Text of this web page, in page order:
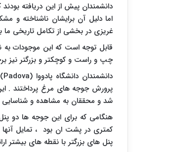
دانشمندان پیش از این دریافته
اما دلیل آن برایشان ناشناخته
غریزی در بخشی از تکامل تاریخی ما
قابل توجه است که این موجودات
چپ و راست و کوچکتر و بزرگتر نیز
دانشمندان دانشگاه پادووا (Padova
پرورش جوجه های مرغ پرداختند .
شد و محققان به مشاهده و شناسایی
هنگامی که برای این جوجه ها دو
کمتری در پشت ان بود ، تمایل
پنل های بزرگتر با نقطه های